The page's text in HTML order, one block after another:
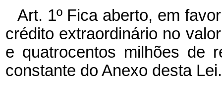
Art. 1º Fica aberto, em
crédito extraordinário no
e quatrocentos milhões de
constante do Anexo desta Lei.